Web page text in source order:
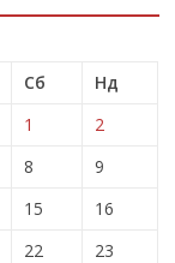
Сб
Нд
1
2
8
9
15
16
22
23